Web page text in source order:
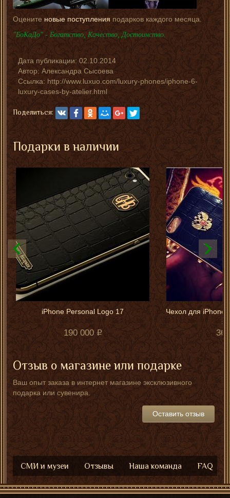
Оцените новые поступленияподарков каждого месяца.
"БоКаДо" - Богатство, Качество, Достоинство.
Дата публикации:02.10.2014
Автор:Александра Сысоева
Ссылка: http://www.luxuo.com/luxury-phones/iphone-6-
luxury-cases-by-atelier.html
Поделиться:
Подарки в наличии
iPhone Personal Logo 17
190 000
Чехол для iPhone
36
Отзыв о магазине или подарке
Ваш опыт заказа в интернет магазине эксклюзивного
подарка или сувенира.
Оставить отзыв
СМИ и музеи Отзывы Наша команда FAQ